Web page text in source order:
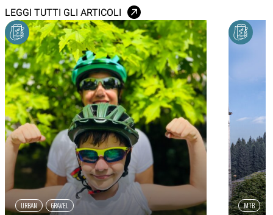
LEGGI TUTTI GLI ARTICOLI
URBAN GRAVEL MTB